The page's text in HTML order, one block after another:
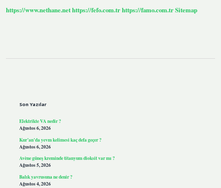
Kullanılır
https://www.nethane.nethttps://fefo.com.trhttps://famo.com.trSitemap
Son Yazılar
Elektrikte VA nedir ?
Ağustos 6, 2026
Kur’an’da yevm kelimesi kaç defa geçer ?
Ağustos 6, 2026
Avène güneş kreminde titanyum dioksit var mı ?
Ağustos 5, 2026
Balık yavrusuna ne denir ?
Ağustos 4, 2026